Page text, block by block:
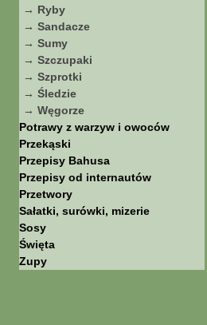
→ Ryby
→ Sandacze
→ Sumy
→ Szczupaki
→ Szprotki
→ Śledzie
→ Węgorze
Potrawy z warzyw i owoców
Przekąski
Przepisy Bahusa
Przepisy od internautów
Przetwory
Sałatki, surówki, mizerie
Sosy
Święta
Zupy